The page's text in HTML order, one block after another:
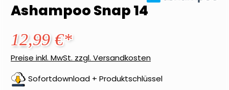
Ashampoo Snap 14
12,99 €*
Preise inkl. MwSt. zzgl. Versandkosten
Sofortdownload + Produktschlüssel